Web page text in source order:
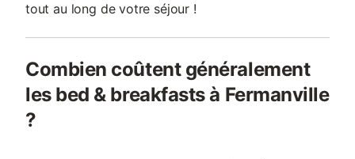
tout au long de votre séjour !
Combien coûtent généralement
les bed & breakfasts à Fermanville
?